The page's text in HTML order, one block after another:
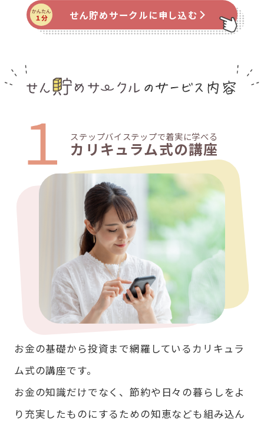
せん貯めサークルに申し込む
ステップバイステップで着実に学べる
カリキュラム式の講座
お金の基礎から投資まで網羅しているカリキュラ
ム式の講座です。
お金の知識だけでなく、節約や日々の暮らしをよ
り充実したものにするための知恵なども組み込ん